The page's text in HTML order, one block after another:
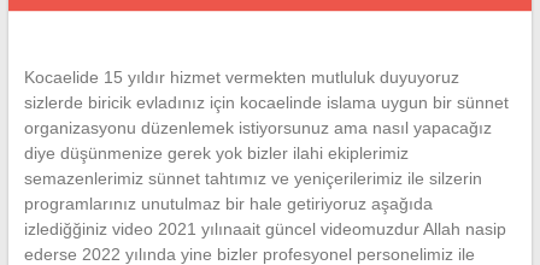
Kocaelide 15 yıldır hizmet vermekten mutluluk duyuyoruz
sizlerde biricik evladınız için kocaelinde islama uygun bir sünnet
organizasyonu düzenlemek istiyorsunuz ama nasıl yapacağız
diye düşünmenize gerek yok bizler ilahi ekiplerimiz
semazenlerimiz sünnet tahtımız ve yeniçerilerimiz ile silzerin
programlarınız unutulmaz bir hale getiriyoruz aşağıda
izlediğğiniz video 2021 yılınaait güncel videomuzdur Allah nasip
ederse 2022 yılında yine bizler profesyonel personelimiz ile